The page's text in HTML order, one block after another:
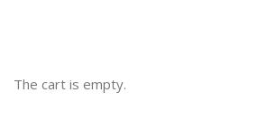
The cart is empty.